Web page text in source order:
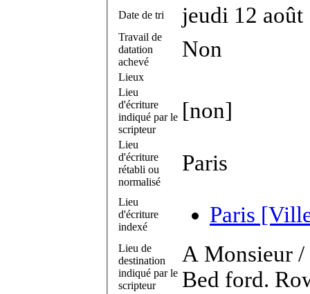
Date de tri jeudi 12 août
Travail de
datation
achevé
Non
Lieux
Lieu
d'écriture
indiqué par le
scripteur
[non]
Lieu
d'écriture
rétabli ou
normalisé
Paris
Lieu
d'écriture
indexé
Paris
Lieu de
destination
indiqué par le
scripteur
A Monsieur
Bed ford.